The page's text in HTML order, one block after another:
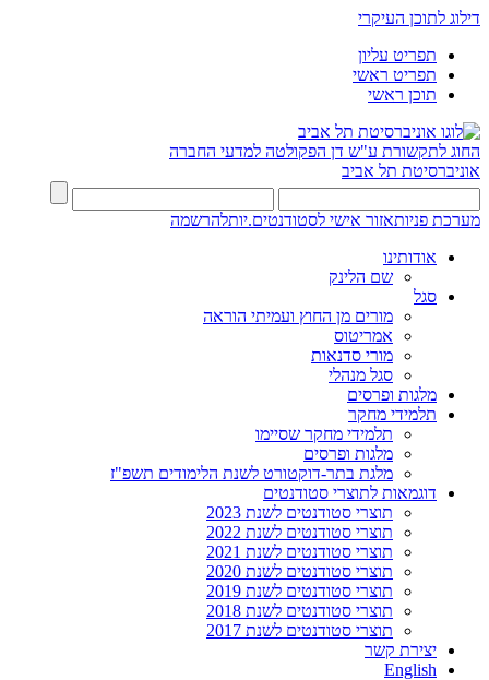
דילוג לתוכן העיקרי
תפריט עליון
תפריט ראשי
תוכן ראשי
החוג לתקשורת ע"ש דן הפקולטה למדעי החברה
אוניברסיטת תל אביב
מערכת פניותאזור אישי לסטודנטים.יותלהרשמה
אודותינו
שם הלינק
סגל
מורים מן החוץ ועמיתי הוראה
אמריטוס
מורי סדנאות
סגל מנהלי
מלגות ופרסים
תלמידי מחקר
תלמידי מחקר שסיימו
מלגות ופרסים
מלגת בתר-דוקטורט לשנת הלימודים תשפ"ז
דוגמאות לתוצרי סטודנטים
תוצרי סטודנטים לשנת 2023
תוצרי סטודנטים לשנת 2022
תוצרי סטודנטים לשנת 2021
תוצרי סטודנטים לשנת 2020
תוצרי סטודנטים לשנת 2019
תוצרי סטודנטים לשנת 2018
תוצרי סטודנטים לשנת 2017
יצירת קשר
English